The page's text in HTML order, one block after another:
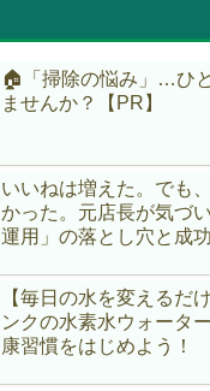
🏠「掃除の悩み」…ひ
ませんか？【PR】
いいねは増えた。でも
かった。元店長が気づ
運用」の落とし穴と成
【毎日の水を変えるだ
ンクの水素水ウォータ
康習慣をはじめよう！